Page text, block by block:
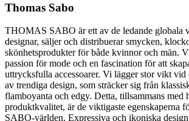
Thomas Sabo
THOMAS SABO är ett av de ledande globala
designar, säljer och distribuerar smycken,
skönhetsprodukter för både kvinnor och män.
passion för mode och en fascination för att
uttrycksfulla accessoarer. Vi lägger stor vikt vid
av trendiga design, som sträcker sig från
flamboyanta och edgy. Detta, tillsammans med
produktkvalitet, är de viktigaste egenskaperna
SABO-världen. Expressiva och ikoniska